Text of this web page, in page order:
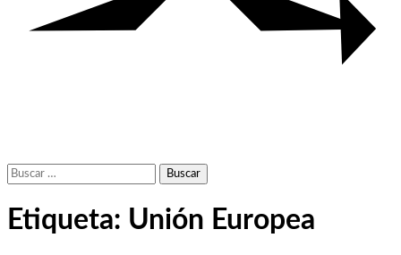
Buscar:
Etiqueta: Unión Europea